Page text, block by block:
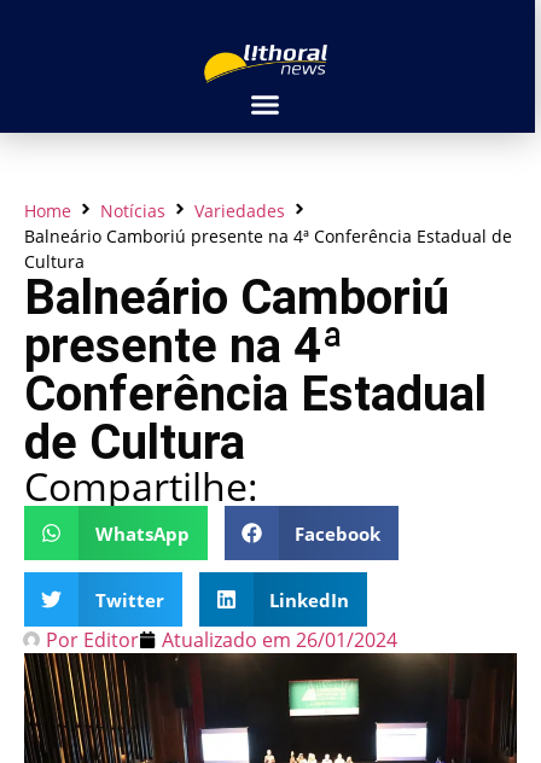
Home Notícias
Variedades
Balneário Camboriú presente na 4ª Conferência Estadual de
Cultura
Balneário Camboriú
presente na 4ª
Conferência Estadual
de Cultura
Compartilhe:
WhatsApp Facebook
Twitter LinkedIn
Por Editor Atualizado em 26/01/2024